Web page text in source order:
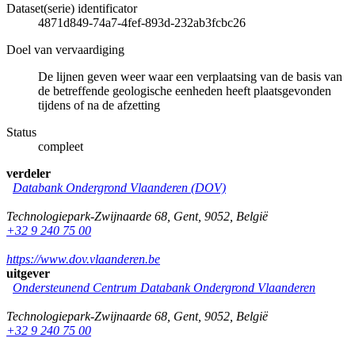
Dataset(serie) identificator
4871d849-74a7-4fef-893d-232ab3fcbc26
Doel van vervaardiging
De lijnen geven weer waar een verplaatsing van de basis van
de betreffende geologische eenheden heeft plaatsgevonden
tijdens of na de afzetting
Status
compleet
verdeler
Databank Ondergrond Vlaanderen (DOV)
Technologiepark-Zwijnaarde 68 Gent, 9052 België
+32 9 240 75 00
https://www.dov.vlaanderen.be
uitgever
Ondersteunend Centrum Databank Ondergrond Vlaanderen
Technologiepark-Zwijnaarde 68 Gent, 9052 België
+32 9 240 75 00